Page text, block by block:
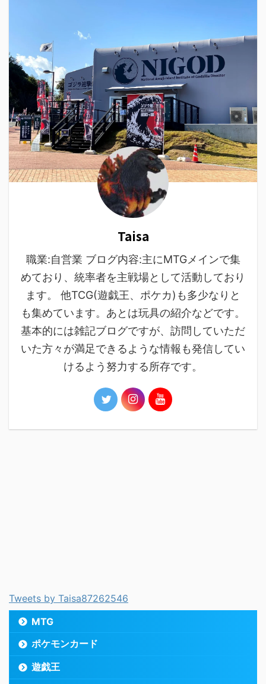
Taisa
職業:自営業 ブログ内容:主にMTGメインで集
めており、統率者を主戦場として活動しており
ます。 他TCG(遊戯王、ポケカ)も多少なりと
も集めています。あとは玩具の紹介などです。
基本的には雑記ブログですが、訪問していただ
いた方々が満足できるような情報も発信してい
けるよう努力する所存です。
Tweets by Taisa87262546
MTG
ポケモンカード
遊戯王